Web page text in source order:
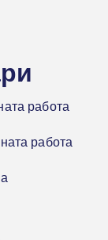
работа
работа